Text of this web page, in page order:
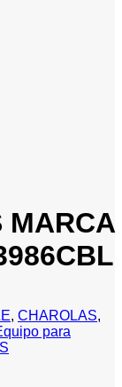
MARCA
, CHAROLAS,
para